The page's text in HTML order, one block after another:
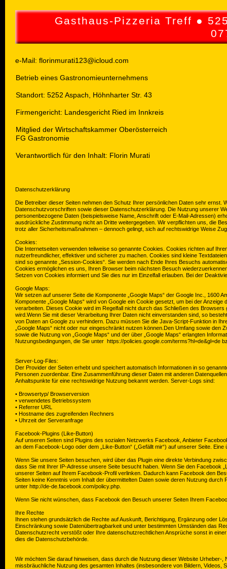
Gasthaus-Pizzeria Treff ●
e-Mail: florinmurati123@icloud.com
Betrieb eines Gastronomieunternehmens
Standort: 5252 Aspach, Höhnharter Str. 43
Firmengericht: Landesgericht Ried im Innkreis
Mitglied der Wirtschaftskammer Oberösterreich
FG Gastronomie
Verantwortlich für den Inhalt: Florin Murati
Datenschutzerklärung
Die Betreiber dieser Seiten nehmen den Schutz Ihrer persönlichen Daten sehr
Datenschutzvorschriften sowie dieser Datenschutzerklärung. Die Nutzung unserer
personenbezogene Daten (beispielsweise Name, Anschrift oder E-Mail-Adressen)
ausdrückliche Zustimmung nicht an Dritte weitergegeben. Wir verpflichten uns, die
trotz aller Sicherheitsmaßnahmen – dennoch gelingt, sich auf rechtswidrige Weise
Cookies:
Die Internetseiten verwenden teilweise so genannte Cookies. Cookies richten auf
nutzerfreundlicher, effektiver und sicherer zu machen. Cookies sind kleine
sind so genannte „Session-Cookies“. Sie werden nach Ende Ihres Besuchs
Cookies ermöglichen es uns, Ihren Browser beim nächsten Besuch
Setzen von Cookies informiert und Sie dies nur im Einzelfall erlauben. Bei der
Google Maps:
Wir setzen auf unserer Seite die Komponente „Google Maps“ der Google Inc., 1600
Komponente „Google Maps“ wird von Google ein Cookie gesetzt, um bei der
verarbeiten. Dieses Cookie wird im Regelfall nicht durch das Schließen des
wird.Wenn Sie mit dieser Verarbeitung Ihrer Daten nicht einverstanden sind, so
von Daten an Google zu verhindern. Dazu müssen Sie die Java-Script-Funktion in
„Google Maps“ nicht oder nur eingeschränkt nutzen können.Den Umfang sowie
sowie die Nutzung von „Google Maps“ und der über „Google Maps“ erlangten
Nutzungsbedingungen, die Sie unter https://policies.google.com/terms?hl=de&gl=de
Server-Log-Files:
Der Provider der Seiten erhebt und speichert automatisch Informationen in so
Personen zuordenbar. Eine Zusammenführung dieser Daten mit anderen
Anhaltspunkte für eine rechtswidrige Nutzung bekannt werden. Server-Logs sind:
• Browsertyp/ Browserversion
• verwendetes Betriebssystem
• Referrer URL
• Hostname des zugreifenden Rechners
• Uhrzeit der Serveranfrage
Facebook-Plugins (Like-Button)
Auf unseren Seiten sind Plugins des sozialen Netzwerks Facebook, Anbieter
an dem Facebook-Logo oder dem „Like-Button“ („Gefällt mir“) auf unserer Seite.
Wenn Sie unsere Seiten besuchen, wird über das Plugin eine direkte Verbindung
dass Sie mit Ihrer IP-Adresse unsere Seite besucht haben. Wenn Sie den Facebook
unserer Seiten auf Ihrem Facebook-Profil verlinken. Dadurch kann Facebook den
Seiten keine Kenntnis vom Inhalt der übermittelten Daten sowie deren Nutzung
unter http://de-de.facebook.com/policy.php.
Wenn Sie nicht wünschen, dass Facebook den Besuch unserer Seiten Ihrem
Ihre Rechte
Ihnen stehen grundsätzlich die Rechte auf Auskunft, Berichtigung, Ergänzung oder
Einschränkung sowie Datenübertragbarkeit und unter bestimmten Umständen das
Datenschutzrecht verstößt oder Ihre datenschutzrechtlichen Ansprüche sonst in
dies die Datenschutzbehörde.
Wir möchten Sie darauf hinweisen, dass durch die Nutzung dieser Website
missbräuchliche Nutzung des gesamten Inhaltes (insbesondere von Bildern, Videos,